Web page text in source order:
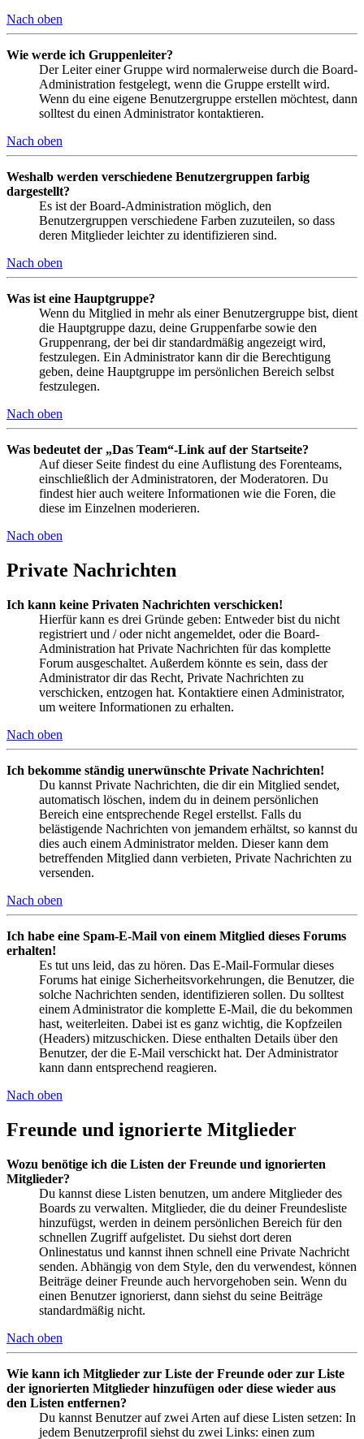
Nach oben
Wie werde ich Gruppenleiter?
Der Leiter einer Gruppe wird normalerweise durch die Board-
Administration festgelegt, wenn die Gruppe erstellt wird.
Wenn du eine eigene Benutzergruppe erstellen möchtest, dann
solltest du einen Administrator kontaktieren.
Nach oben
Weshalb werden verschiedene Benutzergruppen farbig
dargestellt?
Es ist der Board-Administration möglich, den
Benutzergruppen verschiedene Farben zuzuteilen, so dass
deren Mitglieder leichter zu identifizieren sind.
Nach oben
Was ist eine Hauptgruppe?
Wenn du Mitglied in mehr als einer Benutzergruppe bist, dient
die Hauptgruppe dazu, deine Gruppenfarbe sowie den
Gruppenrang, der bei dir standardmäßig angezeigt wird,
festzulegen. Ein Administrator kann dir die Berechtigung
geben, deine Hauptgruppe im persönlichen Bereich selbst
festzulegen.
Nach oben
Was bedeutet der „Das Team“-Link auf der Startseite?
Auf dieser Seite findest du eine Auflistung des Forenteams,
einschließlich der Administratoren, der Moderatoren. Du
findest hier auch weitere Informationen wie die Foren, die
diese im Einzelnen moderieren.
Nach oben
Private Nachrichten
Ich kann keine Privaten Nachrichten verschicken!
Hierfür kann es drei Gründe geben: Entweder bist du nicht
registriert und / oder nicht angemeldet, oder die Board-
Administration hat Private Nachrichten für das komplette
Forum ausgeschaltet. Außerdem könnte es sein, dass der
Administrator dir das Recht, Private Nachrichten zu
verschicken, entzogen hat. Kontaktiere einen Administrator,
um weitere Informationen zu erhalten.
Nach oben
Ich bekomme ständig unerwünschte Private Nachrichten!
Du kannst Private Nachrichten, die dir ein Mitglied sendet,
automatisch löschen, indem du in deinem persönlichen
Bereich eine entsprechende Regel erstellst. Falls du
belästigende Nachrichten von jemandem erhältst, so kannst du
dies auch einem Administrator melden. Dieser kann dem
betreffenden Mitglied dann verbieten, Private Nachrichten zu
versenden.
Nach oben
Ich habe eine Spam-E-Mail von einem Mitglied dieses Forums
erhalten!
Es tut uns leid, das zu hören. Das E-Mail-Formular dieses
Forums hat einige Sicherheitsvorkehrungen, die Benutzer, die
solche Nachrichten senden, identifizieren sollen. Du solltest
einem Administrator die komplette E-Mail, die du bekommen
hast, weiterleiten. Dabei ist es ganz wichtig, die Kopfzeilen
(Headers) mitzuschicken. Diese enthalten Details über den
Benutzer, der die E-Mail verschickt hat. Der Administrator
kann dann entsprechend reagieren.
Nach oben
Freunde und ignorierte Mitglieder
Wozu benötige ich die Listen der Freunde und ignorierten
Mitglieder?
Du kannst diese Listen benutzen, um andere Mitglieder des
Boards zu verwalten. Mitglieder, die du deiner Freundesliste
hinzufügst, werden in deinem persönlichen Bereich für den
schnellen Zugriff aufgelistet. Du siehst dort deren
Onlinestatus und kannst ihnen schnell eine Private Nachricht
senden. Abhängig von dem Style, den du verwendest, können
Beiträge deiner Freunde auch hervorgehoben sein. Wenn du
einen Benutzer ignorierst, dann siehst du seine Beiträge
standardmäßig nicht.
Nach oben
Wie kann ich Mitglieder zur Liste der Freunde oder zur Liste
der ignorierten Mitglieder hinzufügen oder diese wieder aus
den Listen entfernen?
Du kannst Benutzer auf zwei Arten auf diese Listen setzen: In
jedem Benutzerprofil siehst du zwei Links: einen zum